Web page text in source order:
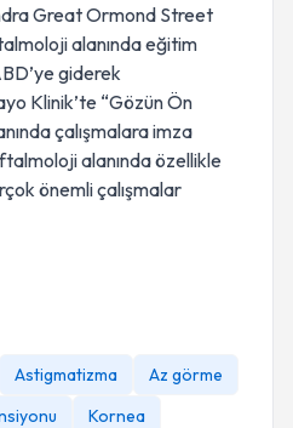
Great Ormond Street
alanında eğitim
giderek
Klinik’te “Gözün Ön
çalışmalara imza
alanında özellikle
önemli çalışmalar
Astigmatizma
Az görme
Kornea